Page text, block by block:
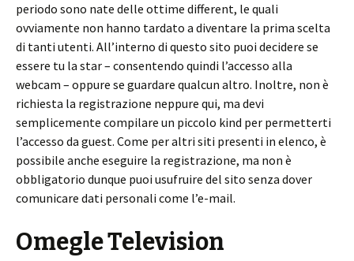
periodo sono nate delle ottime different, le quali
ovviamente non hanno tardato a diventare la prima scelta
di tanti utenti. All’interno di questo sito puoi decidere se
essere tu la star – consentendo quindi l’accesso alla
webcam – oppure se guardare qualcun altro. Inoltre, non è
richiesta la registrazione neppure qui, ma devi
semplicemente compilare un piccolo kind per permetterti
l’accesso da guest. Come per altri siti presenti in elenco, è
possibile anche eseguire la registrazione, ma non è
obbligatorio dunque puoi usufruire del sito senza dover
comunicare dati personali come l’e-mail.
Omegle Television